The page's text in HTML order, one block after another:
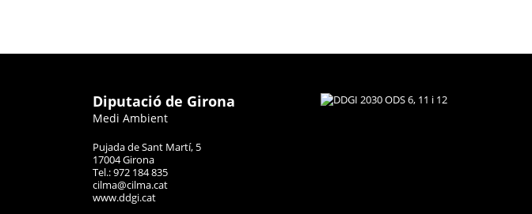
Diputació de Girona
Medi Ambient
Pujada de Sant Martí, 5
17004 Girona
Tel.: 972 184 835
cilma@cilma.cat
www.ddgi.cat